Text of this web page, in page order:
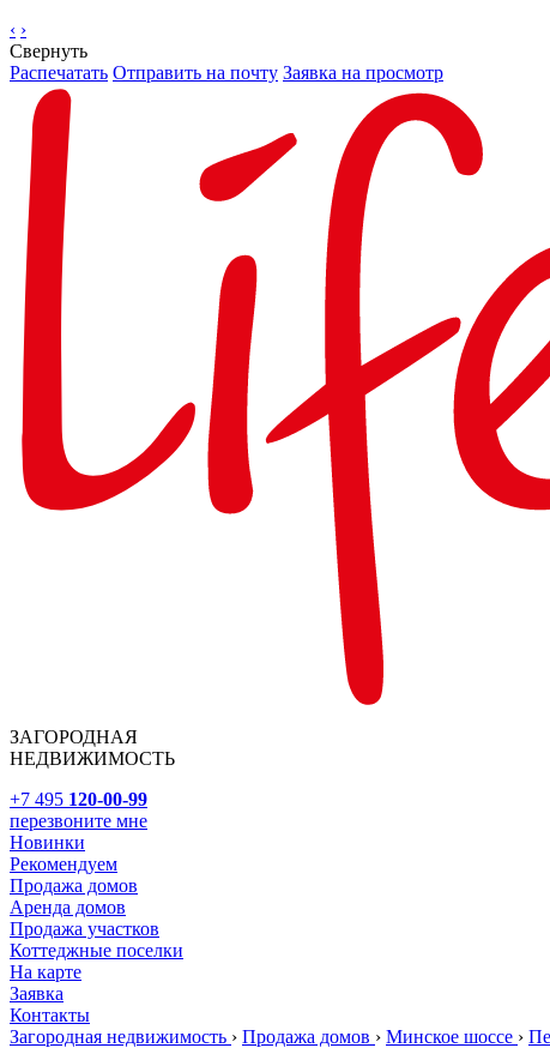
‹ ›
Свернуть
Распечатать Отправить на почту Заявка на просмотр
ЗАГОРОДНАЯ
НЕДВИЖИМОСТЬ
+7 495 120-00-99
перезвоните мне
Новинки
Рекомендуем
Продажа домов
Аренда домов
Продажа участков
Коттеджные поселки
На карте
Заявка
Контакты
Загородная недвижимость › Продажа домов › Минское шоссе ›